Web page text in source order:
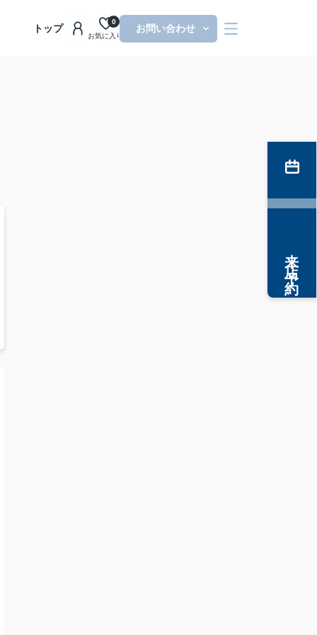
トップ
お気に入り
0
お問い合わせ
来店予約